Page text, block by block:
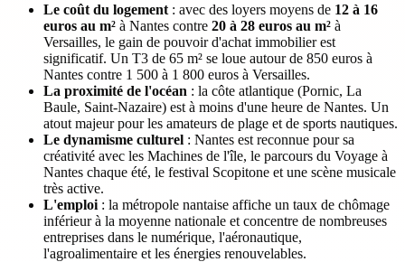
Le coût du logement : avec des loyers moyens de 12 à 16
euros au m² à Nantes contre 20 à 28 euros au m² à
Versailles, le gain de pouvoir d'achat immobilier est
significatif. Un T3 de 65 m² se loue autour de 850 euros à
Nantes contre 1 500 à 1 800 euros à Versailles.
La proximité de l'océan : la côte atlantique (Pornic, La
Baule, Saint-Nazaire) est à moins d'une heure de Nantes. Un
atout majeur pour les amateurs de plage et de sports nautiques.
Le dynamisme culturel : Nantes est reconnue pour sa
créativité avec les Machines de l'île, le parcours du Voyage à
Nantes chaque été, le festival Scopitone et une scène musicale
très active.
L'emploi : la métropole nantaise affiche un taux de chômage
inférieur à la moyenne nationale et concentre de nombreuses
entreprises dans le numérique, l'aéronautique,
l'agroalimentaire et les énergies renouvelables.